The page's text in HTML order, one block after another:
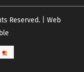
Reserved. | Web